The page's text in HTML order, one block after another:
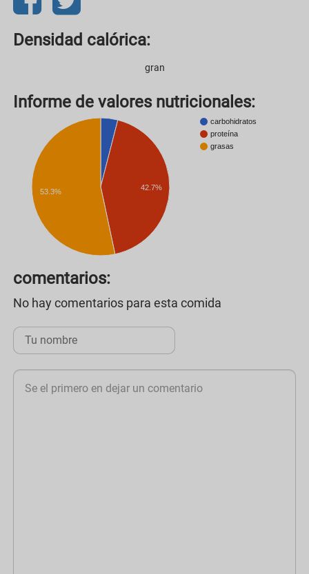
Densidad calórica:
gran
Informe de valores nutricionales:
carbohidratos
proteína
grasas
42.7%
53.3%
comentarios:
No hay comentarios para esta comida